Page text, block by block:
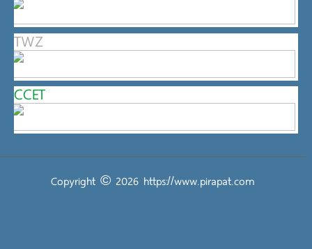
TWZ
CCET
Copyright © 2026 https://www.pirapat.com